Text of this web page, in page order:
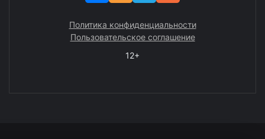
Политика конфиденциальности
Пользовательское соглашение
12+